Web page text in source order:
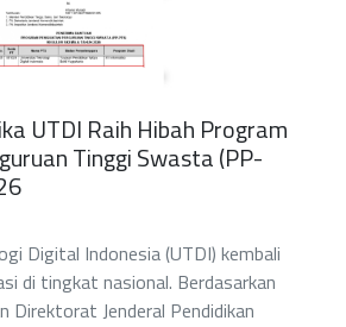
UTDI Raih Hibah Program
Tinggi Swasta (PP-
Digital Indonesia (UTDI) kembali
di tingkat nasional. Berdasarkan
Direktorat Jenderal Pendidikan